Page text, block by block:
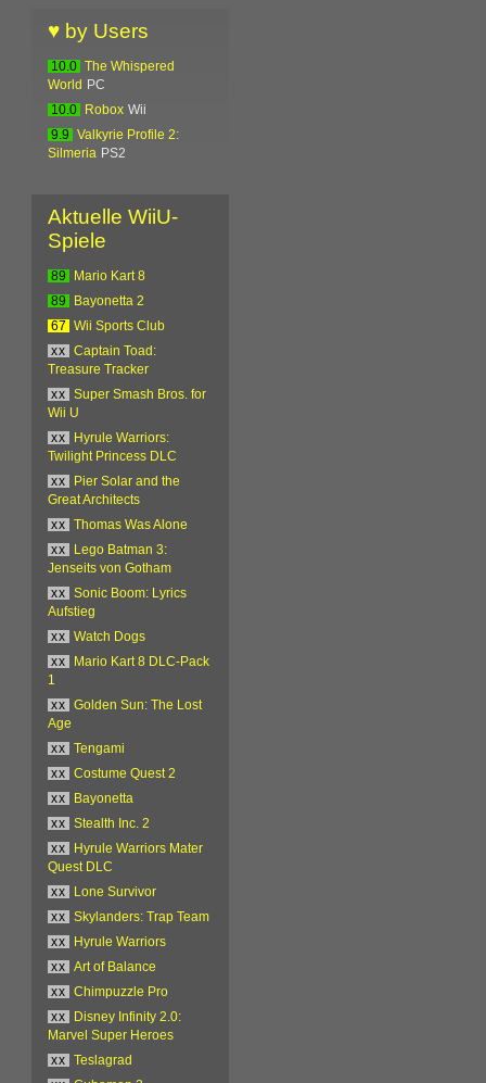
♥ by Users
10.0
The Whispered
World
PC
10.0
Robox Wii
9.9
Valkyrie Profile 2:
Silmeria PS2
Aktuelle WiiU-
Spiele
89
Mario Kart 8
89
Bayonetta 2
67
Wii Sports Club
xx
Captain Toad:
Treasure Tracker
xx
Super Smash Bros. for
Wii U
xx
Hyrule Warriors:
Twilight Princess DLC
xx
Pier Solar and the
Great Architects
xx
Thomas Was Alone
xx
Lego Batman 3:
Jenseits von Gotham
xx
Sonic Boom: Lyrics
Aufstieg
xx
Watch Dogs
xx
Mario Kart 8 DLC-Pack
1
xx
Golden Sun: The Lost
Age
xx
Tengami
xx
Costume Quest 2
xx
Bayonetta
xx
Stealth Inc. 2
xx
Hyrule Warriors Mater
Quest DLC
xx
Lone Survivor
xx
Skylanders: Trap Team
xx
Hyrule Warriors
xx
Art of Balance
xx
Chimpuzzle Pro
xx
Disney Infinity 2.0:
Marvel Super Heroes
xx
Teslagrad